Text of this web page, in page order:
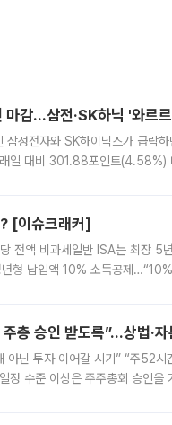
감…삼전·SK하닉 '와르
삼성전자와 SK하이닉스가 급락
래일 대비 301.88포인트
[이슈크래커]
전액 비과세일반 ISA는 최장 5
형 납입액 10% 소득공제
총 승인 받도록”…상법·
아닌 투자 이어갈 시기” “주52
정 수준 이상은 주주총회 승인을